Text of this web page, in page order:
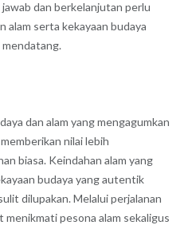
dan berkelanjutan perlu
alam serta kekayaan budaya
dan alam yang mengagumkan
nilai lebih
biasa. Keindahan alam yang
budaya yang autentik
dilupakan. Melalui perjalanan
menikmati pesona alam sekaligus